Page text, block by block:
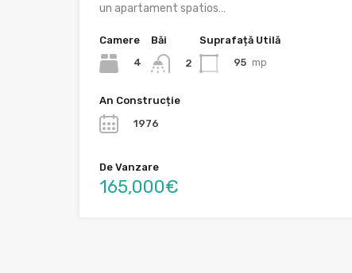
un apartament spatios…
Camere
4
Băi
2
Suprafață Utilă
95 mp
An Construcție
1976
De Vanzare
165,000€